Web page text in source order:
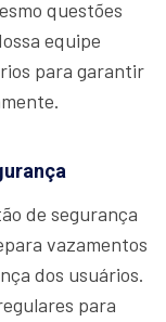
questões
equipe
para garantir
de segurança
vazamentos
dos usuários.
para